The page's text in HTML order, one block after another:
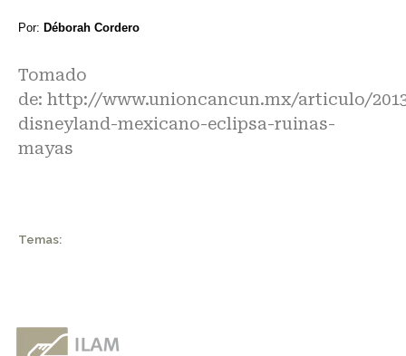
Por: Déborah Cordero
Tomado
de: http://www.unioncancun.mx/articulo/
disneyland-mexicano-eclipsa-ruinas-
mayas
Temas: